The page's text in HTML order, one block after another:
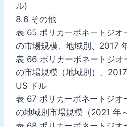
ル)
8.6 その他
表 65 ポリカーボネートジオ
の市場規模、地域別、2017
表 66 ポリカーボネートジオ
の市場規模（地域別）、
US ドル
表 67 ポリカーボネートジオ
の地域別市場規模（2021 年